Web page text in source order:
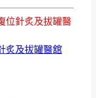
位針炙及拔罐醫
炙及拔罐醫舘